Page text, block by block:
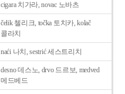
cigara 치가라, novac 노바츠
čelik 첼리크, točka 토치카, kolač
콜라치
naći 나치, sestrić 세스트리치
desno 데스노, drvo 드르보, medved
메드베드